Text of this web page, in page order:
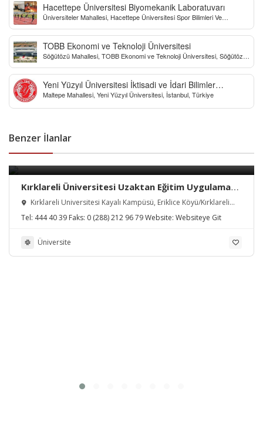
Hacettepe Üniversitesi Biyomekanik Laboratuvarı
Üniversiteler Mahallesi, Hacettepe Üniversitesi Spor Bilimleri Ve
TOBB Ekonomi ve Teknoloji Üniversitesi
Söğütözü Mahallesi, TOBB Ekonomi ve Teknoloji Üniversitesi, Söğütözü
Yeni Yüzyıl Üniversitesi İktisadi ve İdari Bilimler
Fakültesi
Maltepe Mahallesi, Yeni Yüzyıl Üniversitesi, İstanbul, Türkiye
Benzer İlanlar
Kırklareli Üniversitesi Uzaktan Eğitim Uygulama
ve Araştırma Merkezi
Kırklareli Üniversitesi Kayalı Kampüsü, Eriklice Köyü/Kırklareli
Tel: 444 40 39 Faks: 0 (288) 212 96 79Website: Websiteye Git
Üniversite